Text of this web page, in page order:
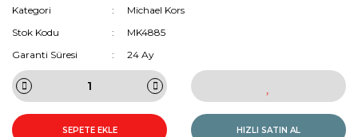
Kategori
Michael Kors
Stok Kodu
MK4885
Garanti Süresi
24 Ay
SEPETE EKLE HIZLI SATIN AL